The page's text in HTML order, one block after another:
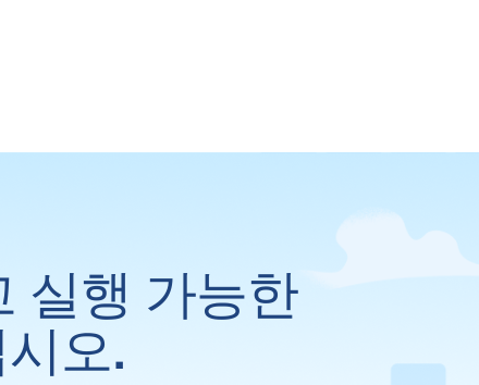
실행 가능한
오.